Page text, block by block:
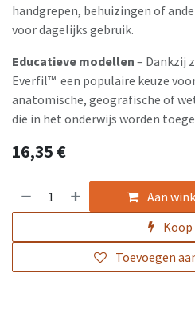
handgrepen, behuizingen of
voor dagelijks gebruik.
Educatieve modellen – Dankzij
Everfil™ een populaire keuze
anatomische, geografische of
die in het onderwijs worden
16,35€
Aan
Koop
Toevoegen